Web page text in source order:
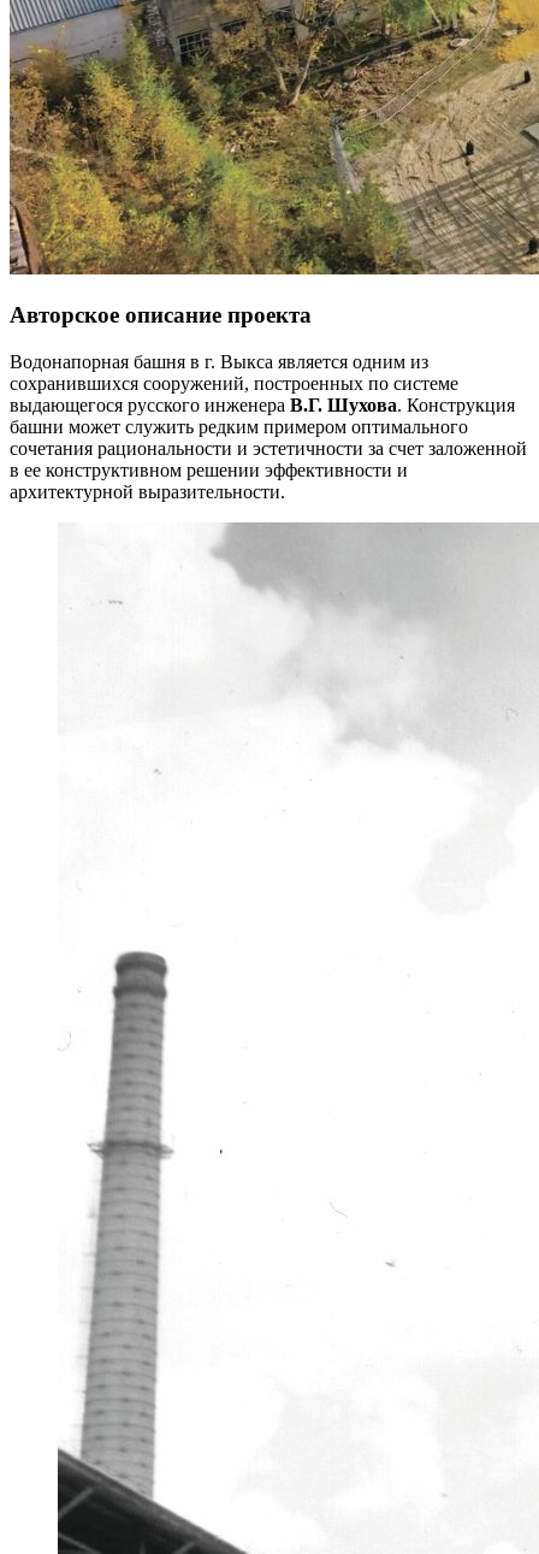
Авторское описание проекта
Водонапорная башня в г. Выкса является одним из
сохранившихся сооружений, построенных по системе
выдающегося русского инженера В.Г. Шухова. Конструкция
башни может служить редким примером оптимального
сочетания рациональности и эстетичности за счет заложенной
в ее конструктивном решении эффективности и
архитектурной выразительности.